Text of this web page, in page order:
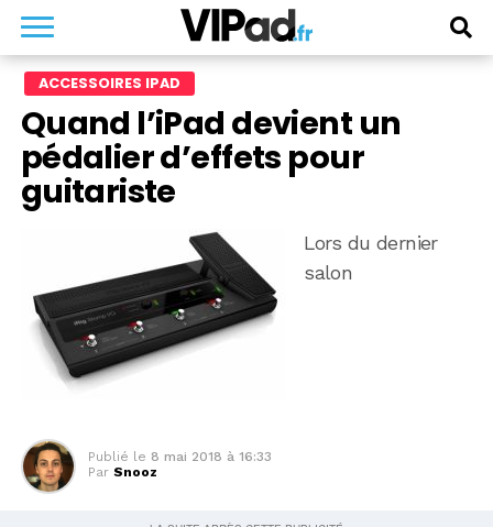
ACCESSOIRES IPAD
Quand l’iPad devient un
pédalier d’effets pour
guitariste
Lors du dernier
salon
Publié le 8 mai 2018 à 16:33
Par Snooz